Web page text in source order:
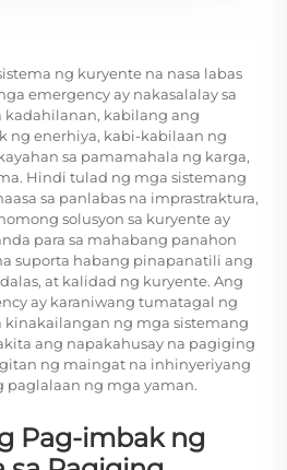
ng kuryente na nasa labas
emergency ay nakasalalay sa
kabilang ang
ng enerhiya, kabi-kabilaan ng
sa pamamahala ng karga,
Hindi tulad ng mga sistemang
sa panlabas na imprastraktura,
solusyon sa kuryente ay
para sa mahabang panahon
suporta habang pinapanatili ang
at kalidad ng kuryente. Ang
ay karaniwang tumatagal ng
kinakailangan ng mga sistemang
ang napakahusay na pagiging
ng maingat na inhinyeriyang
paglalaan ng mga yaman.
Pag-imbak ng